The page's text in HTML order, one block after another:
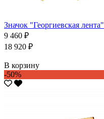
Значок "Георгиевская лента"
9 460 ₽
18 920 ₽
В корзину
-50%